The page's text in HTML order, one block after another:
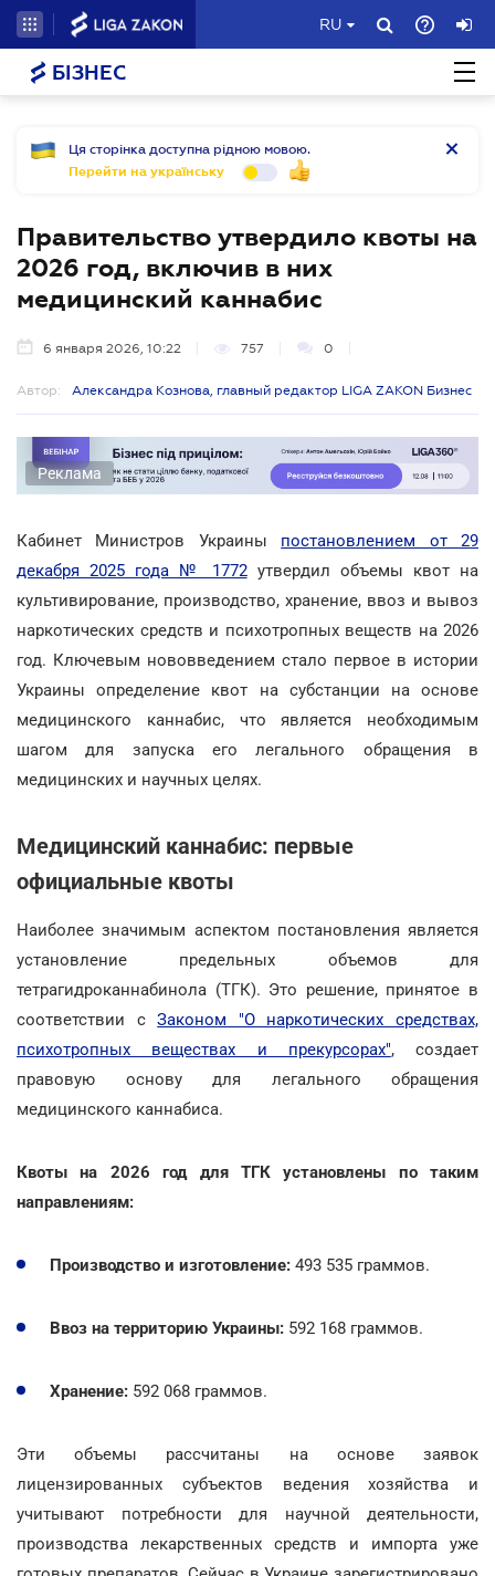
RU
БІЗНЕС
Ця сторінка доступна рідною мовою.
Перейти на українську
Правительство утвердило квоты на
2026 год, включив в них
медицинский каннабис
6 января 2026, 10:22 757 0
Автор: Александра Кознова, главный редактор LIGA ZAKON Бизнес
Реклама
Кабинет Министров Украины постановлением от 29
декабря 2025 года № 1772утвердил объемы квот на
культивирование, производство, хранение, ввоз и вывоз
наркотических средств и психотропных веществ на 2026
год. Ключевым нововведением стало первое в истории
Украины определение квот на субстанции на основе
медицинского каннабис, что является необходимым
шагом для запуска его легального обращения в
медицинских и научных целях.
Медицинский каннабис: первые
официальные квоты
Наиболее значимым аспектом постановления является
установление предельных объемов для
тетрагидроканнабинола (ТГК). Это решение, принятое в
соответствии сЗаконом "О наркотических средствах,
психотропных веществах и прекурсорах", создает
правовую основу для легального обращения
медицинского каннабиса.
Квоты на 2026 год для ТГК установлены по таким
направлениям:
Производство и изготовление: 493 535 граммов.
Ввоз на территорию Украины: 592 168 граммов.
Хранение: 592 068 граммов.
Эти объемы рассчитаны на основе заявок
лицензированных субъектов ведения хозяйства и
учитывают потребности для научной деятельности,
производства лекарственных средств и импорта уже